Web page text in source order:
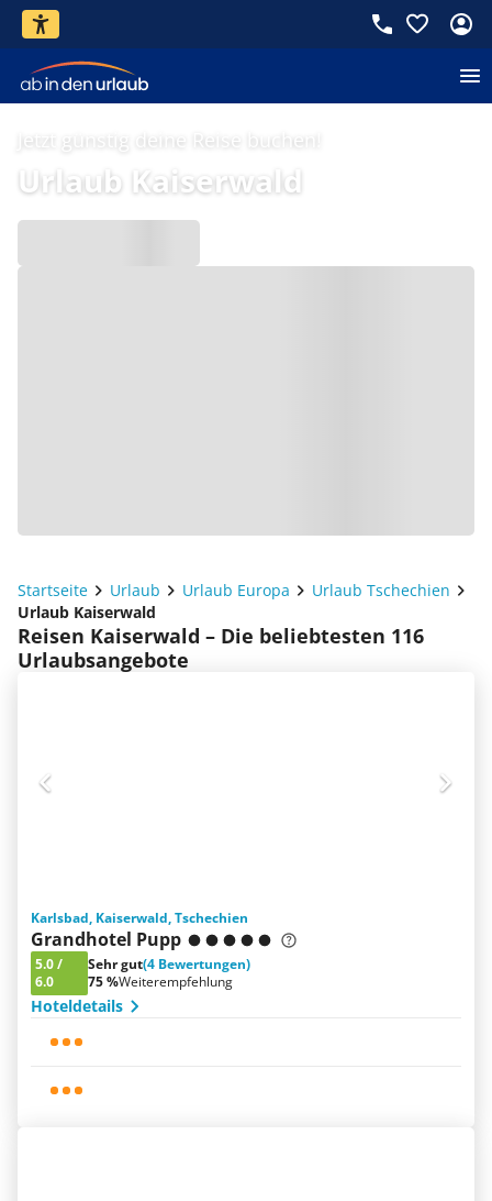
Jetzt günstig deine Reise buchen!
Urlaub Kaiserwald
Startseite Urlaub Urlaub Europa
Urlaub Tschechien
Urlaub Kaiserwald
Reisen Kaiserwald – Die beliebtesten 116
Urlaubsangebote
Karlsbad, Kaiserwald, Tschechien
Grandhotel Pupp
5.0/
6.0
Sehr gut(4 Bewertungen)
75 %Weiterempfehlung
Hoteldetails